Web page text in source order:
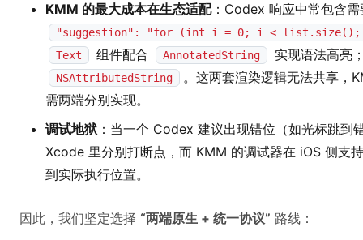
KMM 的最大成本在生态适配：Codex 响应中常包含
"suggestion": "for (int i = 0; i <
Text
组件配合 AnnotatedString 实现语法高亮
NSAttributedString
。这两套渲染逻辑无法共享，
需两端分别实现。
调试地狱 ：当一个 Codex 建议出现错位（如光标跳
Xcode 里分别打断点，而 KMM 的调试器在 iOS 侧支
到实际执行位置。
因此，我们坚定选择 “两端原生 + 统一协议” 路线：